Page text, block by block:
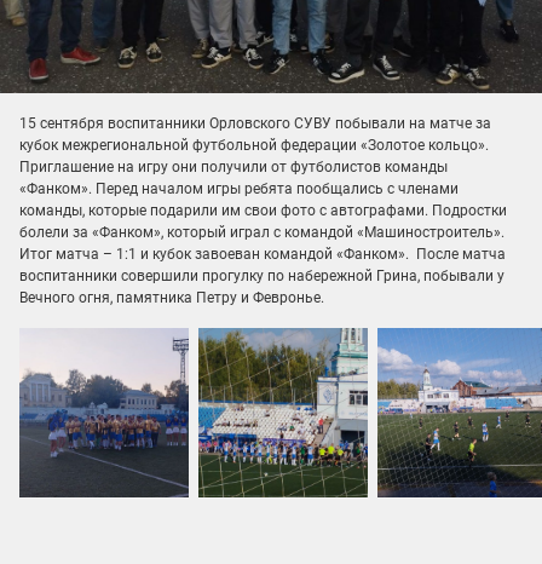
15 сентября воспитанники Орловского СУВУ побывали на матче за
кубок межрегиональной футбольной федерации «Золотое кольцо».
Приглашение на игру они получили от футболистов команды
«Фанком». Перед началом игры ребята пообщались с членами
команды, которые подарили им свои фото с автографами. Подростки
болели за «Фанком», который играл с командой «Машиностроитель».
Итог матча – 1:1 и кубок завоеван командой «Фанком». После матча
воспитанники совершили прогулку по набережной Грина, побывали у
Вечного огня, памятника Петру и Февронье.